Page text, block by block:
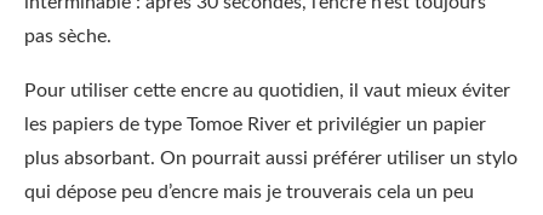
pas sèche.
Pour utiliser cette encre au quotidien, il vaut mieux éviter
les papiers de type Tomoe River et privilégier un papier
plus absorbant. On pourrait aussi préférer utiliser un stylo
qui dépose peu d’encre mais je trouverais cela un peu